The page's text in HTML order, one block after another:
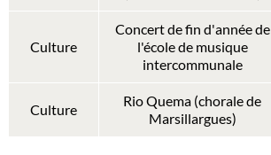
Culture
Concert de fin d'année de
l'école de musique
intercommunale
Culture
Rio Quema (chorale de
Marsillargues)